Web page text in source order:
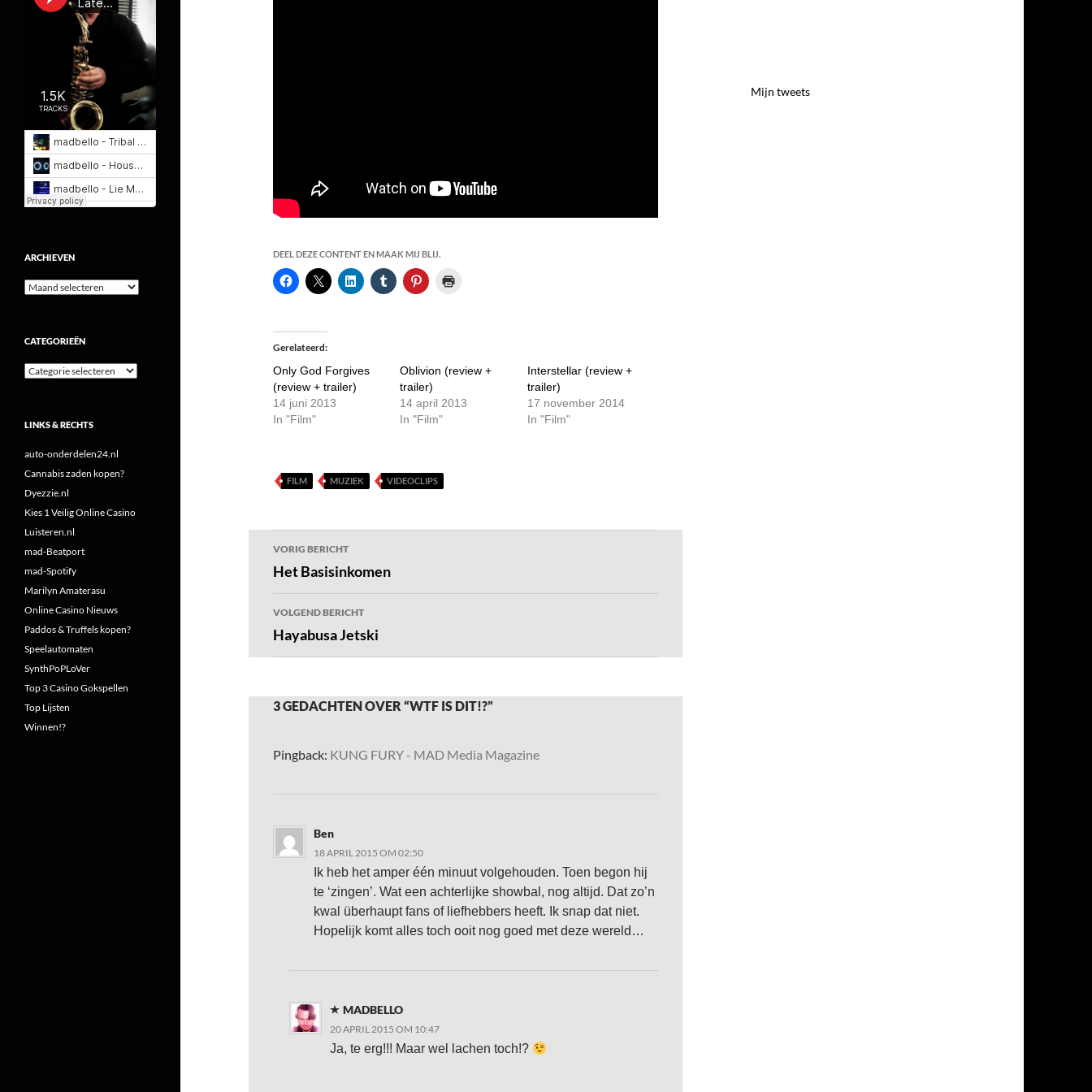
DEEL DEZE CONTENT EN MAAK MIJ BLIJ.
Gerelateerd
Only God Forgives
(review + trailer)
14 juni 2013
In "Film"
Oblivion (review +
trailer)
14 april 2013
In "Film"
Interstellar (review +
trailer)
17 november 2014
In "Film"
FILM MUZIEK VIDEOCLIPS
Bericht
navigatie
VORIG BERICHT
Het Basisinkomen
VOLGEND BERICHT
Hayabusa Jetski
3 GEDACHTEN OVER “WTF IS DIT!?”
Pingback: KUNG FURY - MAD Media Magazine
Ben
18 APRIL 2015 OM 02:50
Ik heb het amper één minuut volgehouden. Toen begon hij
te ‘zingen’. Wat een achterlijke showbal, nog altijd. Dat zo’n
kwal überhaupt fans of liefhebbers heeft. Ik snap dat niet.
Hopelijk komt alles toch ooit nog goed met deze wereld…
MADBELLO
20 APRIL 2015 OM 10:47
Ja, te erg!!! Maar wel lachen toch!?
Mijn tweets
ARCHIEVEN
Archieven
CATEGORIEËN
Categorieën
LINKS & RECHTS
auto-onderdelen24.nl
Cannabis zaden kopen?
Dyezzie.nl
Kies 1 Veilig Online Casino
Luisteren.nl
mad-Beatport
mad-Spotify
Marilyn Amaterasu
Online Casino Nieuws
Paddos & Truffels kopen?
Speelautomaten
SynthPoPLoVer
Top 3 Casino Gokspellen
Top Lijsten
Winnen!?